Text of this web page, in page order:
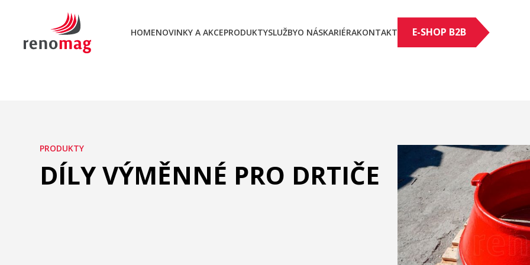
HOMENOVINKY A AKCEPRODUKTYSLUŽBYO NÁSKARIÉRAKONTAKT E-SHOP B2B
PRODUKTY
DÍLY VÝMĚNNÉ PRO DRTIČE